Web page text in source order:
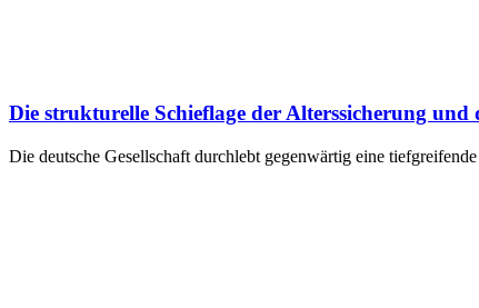
Die strukturelle Schieflage der Alterssicherung und
Die deutsche Gesellschaft durchlebt gegenwärtig eine